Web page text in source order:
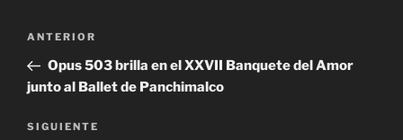
Navegación
entradas
Entrada
anterior:
ANTERIOR
Opus 503 brilla en el XXVII Banquete del Amor
junto al Ballet de Panchimalco
Siguiente
SIGUIENTE